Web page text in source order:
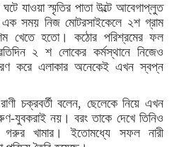
যাওয়া স্মৃতির পাতা উল্টে আবেগাপ্লুত
সময় নিজ মোটরসাইকেলে ২শ গ্রাম
খেতে হতো। কঠোর পরিশ্রমের ফল
২ শ লোকের কর্মস্থানে নিজেও
করে এলাকার অনেকেই এখন স্বপ্ন
চক্রবর্তী বলেন, ছেলেকে নিয়ে এখন
যুবকরাই নয়। বরং তাকে দেখে তিনিও
খামার। ইতোমধ্যে সফল নারী